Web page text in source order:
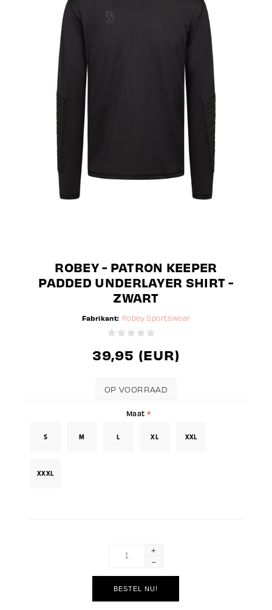
ROBEY - PATRON KEEPER
PADDED UNDERLAYER SHIRT -
ZWART
Fabrikant: Robey Sportswear
39,95 (EUR)
OP VOORRAAD
Maat *
S M L XL XXL
XXXL
+
-